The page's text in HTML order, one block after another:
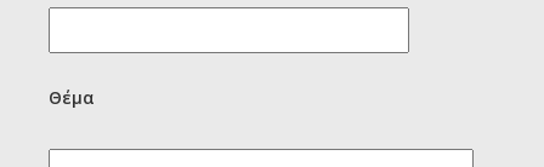
Θέμα